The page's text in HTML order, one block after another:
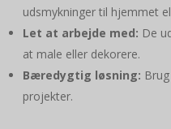
udsmykninger til hjemmet
Let at arbejde med: De
at male eller dekorere.
Bæredygtig løsning:
projekter.